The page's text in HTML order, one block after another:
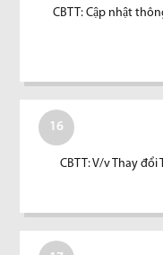
CBTT: Cập nhật
16
CBTT: V/v Thay